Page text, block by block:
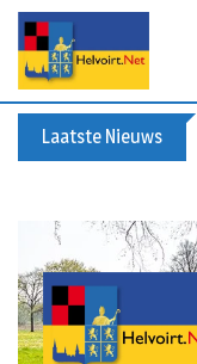
Laatste Nieuws